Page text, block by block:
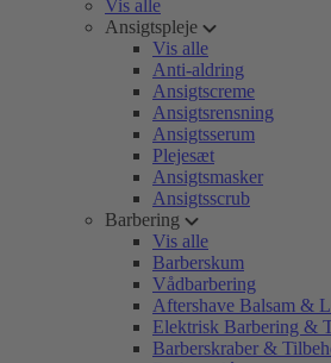
Vis alle
Ansigtspleje
Vis alle
Anti-aldring
Ansigtscreme
Ansigtsrensning
Ansigtsserum
Plejesæt
Ansigtsmasker
Ansigtsscrub
Barbering
Vis alle
Barberskum
Vådbarbering
Aftershave Balsam &
Elektrisk Barbering &
Barberskraber &